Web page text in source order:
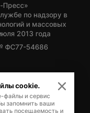
Пресс»
по надзору в
и массовых
2013 года
ФС77-54686
политики Ямало-
cookie.
файлы и сервис
запомнить ваши
посещаемость и